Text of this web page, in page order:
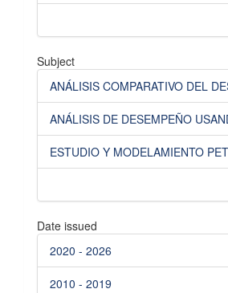
Subject
ANÁLISIS COMPARATIVO DEL
ANÁLISIS DE DESEMPEÑO
ESTUDIO Y MODELAMIENTO
Date issued
2020 - 2026
2010 - 2019